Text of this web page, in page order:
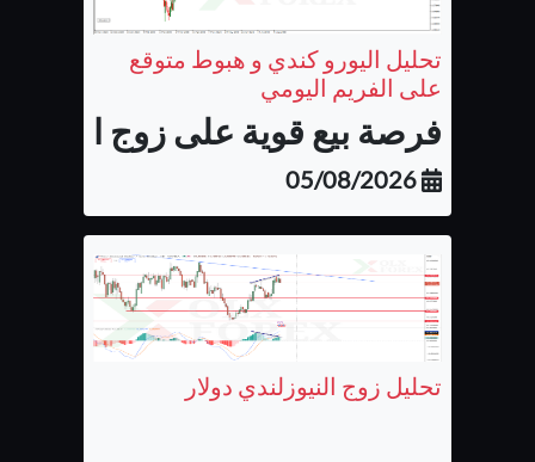
تحليل اليورو كندي و هبوط متوقع
على الفريم اليومي
فرصة بيع قوية على زوج اليورو
05/08/2026
تحليل زوج النيوزلندي دولار